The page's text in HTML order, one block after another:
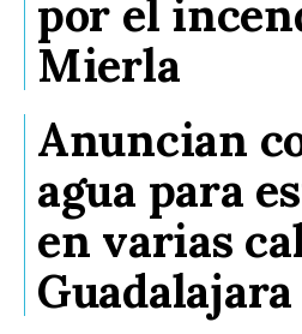
por el
Mierla
Anuncian
agua para
en varias